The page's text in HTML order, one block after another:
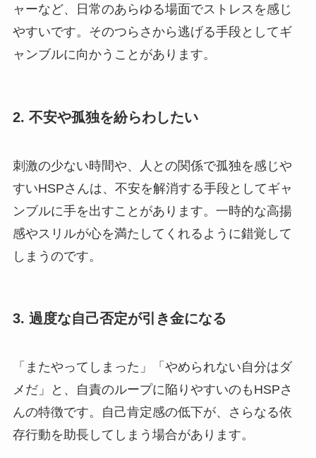
ャーなど、日常のあらゆる場面でストレスを感じ
やすいです。そのつらさから逃げる手段としてギ
ャンブルに向かうことがあります。
2. 不安や孤独を紛らわしたい
刺激の少ない時間や、人との関係で孤独を感じや
すいHSPさんは、不安を解消する手段としてギャ
ンブルに手を出すことがあります。一時的な高揚
感やスリルが心を満たしてくれるように錯覚して
しまうのです。
3. 過度な自己否定が引き金になる
「またやってしまった」「やめられない自分はダ
メだ」と、自責のループに陥りやすいのもHSPさ
んの特徴です。自己肯定感の低下が、さらなる依
存行動を助長してしまう場合があります。